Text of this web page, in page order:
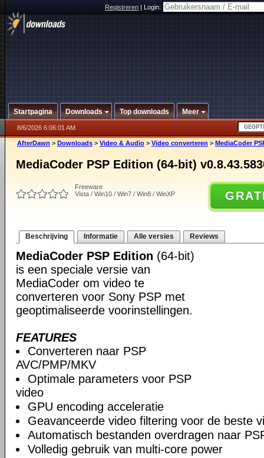
Registreren|Login:
Startpagina Downloads Top downloads Meer
8/6/2026 6:06:01 AM
AfterDawn > Downloads > Video & Audio > Video converteren > MediaCoder
MediaCoder PSP Edition (64-bit)
Freeware
Vista / Win10 / Win7 / Win8 / WinXP
Beschrijving Informatie Alle versies Reviews
MediaCoder PSP Edition (64-bit)
is een speciale versie van
MediaCoder om video te
converteren voor Sony PSP met
geoptimaliseerde voorinstellingen.
FEATURES
Converteren naar PSP
AVC/PMP/MKV
Optimale parameters voor PSP
video
GPU encoding acceleratie
Geavanceerde video filtering voor de beste
Automatisch bestanden overdragen naar
Volledig gebruik van multi-core power